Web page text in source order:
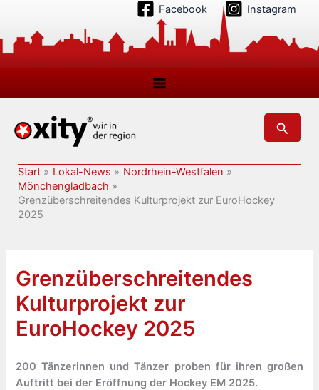
springen
Facebook Instagram
Suchen
Start Lokal-News
Nordrhein-Westfalen
Mönchengladbach
Grenzüberschreitendes Kulturprojekt zur EuroHockey
2025
Grenzüberschreitendes
Kulturprojekt zur
EuroHockey 2025
200 Tänzerinnen und Tänzer proben für ihren großen
Auftritt bei der Eröffnung der Hockey EM 2025.